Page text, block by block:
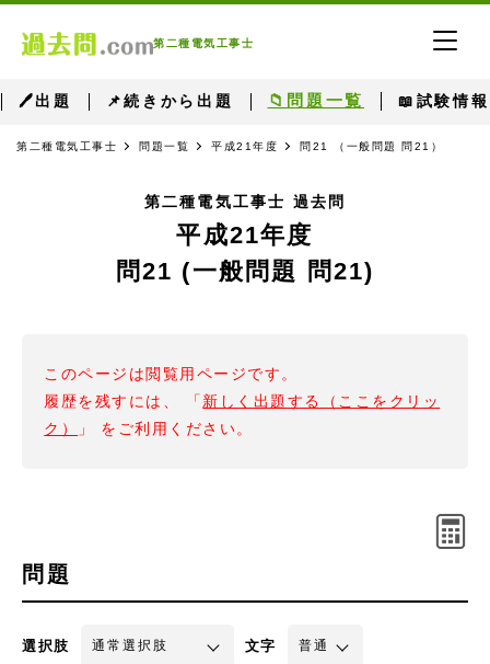
第二種電気工事士
🖊出題 📌続きから出題 📁問題一覧 📖試験情報
第二種電気工事士 問題一覧 平成21年度 問21 （一般問題 問21）
第二種電気工事士 過去問
平成21年度
問21 (一般問題 問21)
このページは閲覧用ページです。
履歴を残すには、 「 新しく出題する（ここをクリッ
ク）
」 をご利用ください。
問題
選択肢 文字